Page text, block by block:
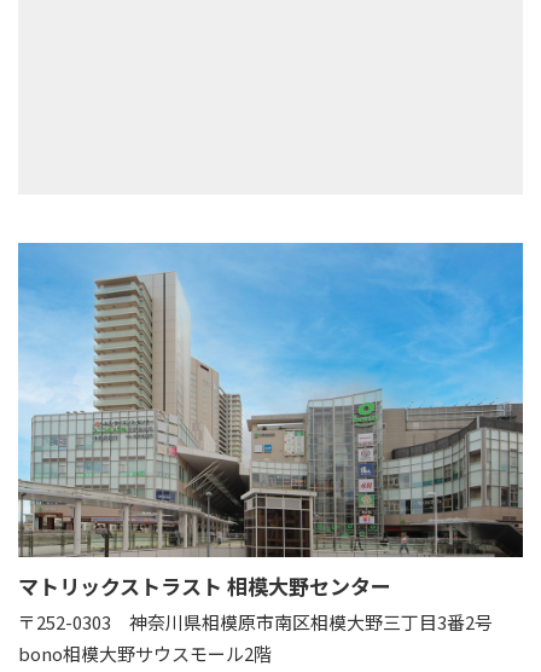
マトリックストラスト 相模大野センター
〒252-0303 神奈川県相模原市南区相模大野三丁目3番2号
bono相模大野サウスモール2階